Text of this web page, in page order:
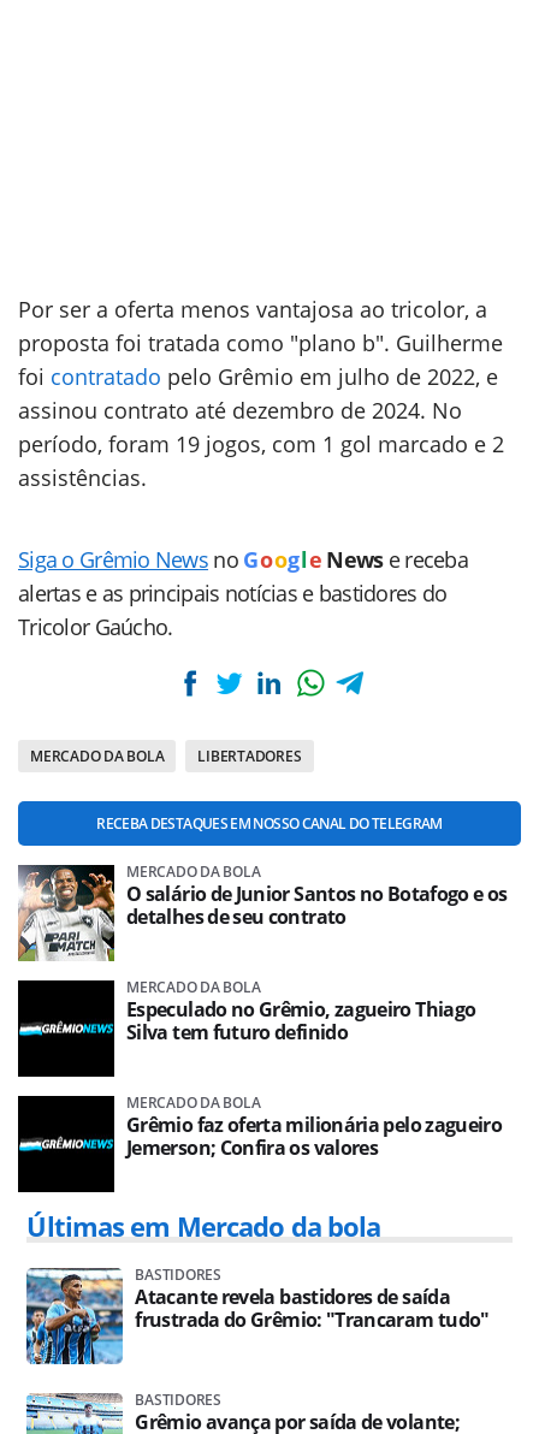
Por ser a oferta menos vantajosa ao tricolor, a
proposta foi tratada como "plano b". Guilherme
foi contratado pelo Grêmio em julho de 2022, e
assinou contrato até dezembro de 2024. No
período, foram 19 jogos, com 1 gol marcado e 2
assistências.
Siga o Grêmio News no Goog le News e receba
alertas e as principais notícias e bastidores do
Tricolor Gaúcho.
MERCADO DA BOLA LIBERTADORES
RECEBA DESTAQUES EM NOSSO CANAL DO TELEGRAM
MERCADO DA BOLA
O salário de Junior Santos no Botafogo e os
detalhes de seu contrato
MERCADO DA BOLA
Especulado no Grêmio, zagueiro Thiago
Silva tem futuro definido
MERCADO DA BOLA
Grêmio faz oferta milionária pelo zagueiro
Jemerson; Confira os valores
Últimas em Mercado da bola
BASTIDORES
Atacante revela bastidores de saída
frustrada do Grêmio: "Trancaram tudo"
BASTIDORES
Grêmio avança por saída de volante;